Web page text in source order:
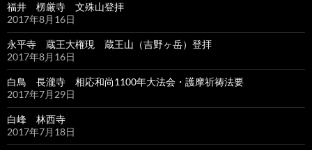
福井 楞厳寺 文殊山登拝
2017年8月16日
永平寺 蔵王大権現 蔵王山（吉野ヶ岳）登拝
2017年8月16日
白鳥 長瀧寺 相応和尚1100年大法会・護摩祈祷法要
2017年7月29日
白峰 林西寺
2017年7月18日